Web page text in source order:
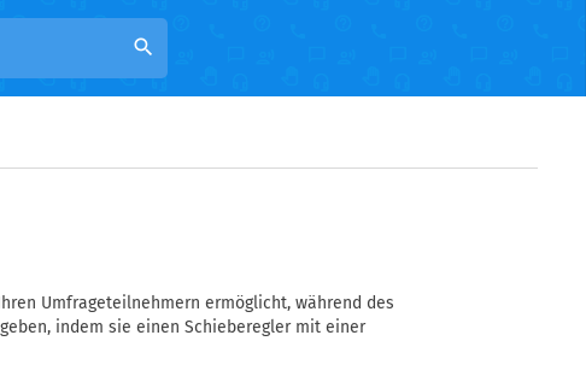
search
Umfrageteilnehmern ermöglicht, während des
indem sie einen Schieberegler mit einer